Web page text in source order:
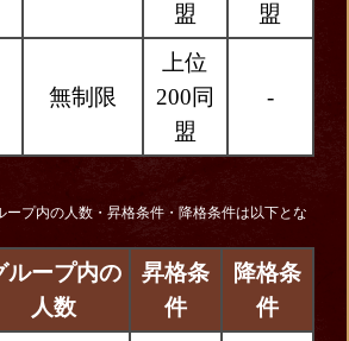
盟
盟
無制限
上位
200同
盟
-
ープ内の人数・昇格条件・降格条件は以下とな
ループ内の
人数
昇格条
件
降格条
件